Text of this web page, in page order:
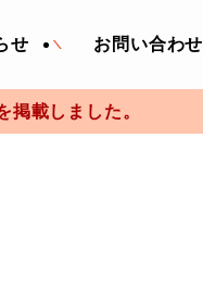
せ お問い合わせ
た。